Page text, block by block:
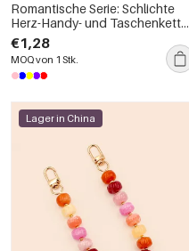
Romantische Serie: Schlichte
Herz-Handy- und Taschenkette
aus Acryl in Uni-Farbverlauf
€1,28
MOQ von 1 Stk.
Lager in China